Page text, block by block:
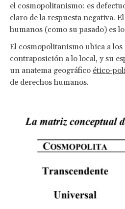
el cosmopolitanismo: es
claro de la respuesta negativa.
humanos (como su pasado) es
El cosmopolitanismo ubica a
contraposición a lo local, y su
un anatema geográfico ético-
de derechos humanos.